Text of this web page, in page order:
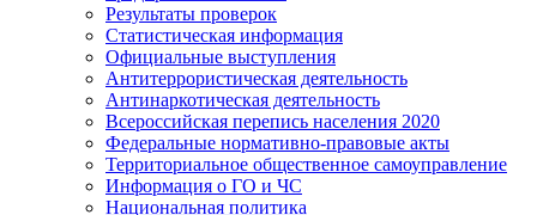
Результаты проверок
Статистическая информация
Официальные выступления
Антитеррористическая деятельность
Антинаркотическая деятельность
Всероссийская перепись населения 2020
Федеральные нормативно-правовые акты
Территориальное общественное самоуправление
Информация о ГО и ЧС
Национальная политика